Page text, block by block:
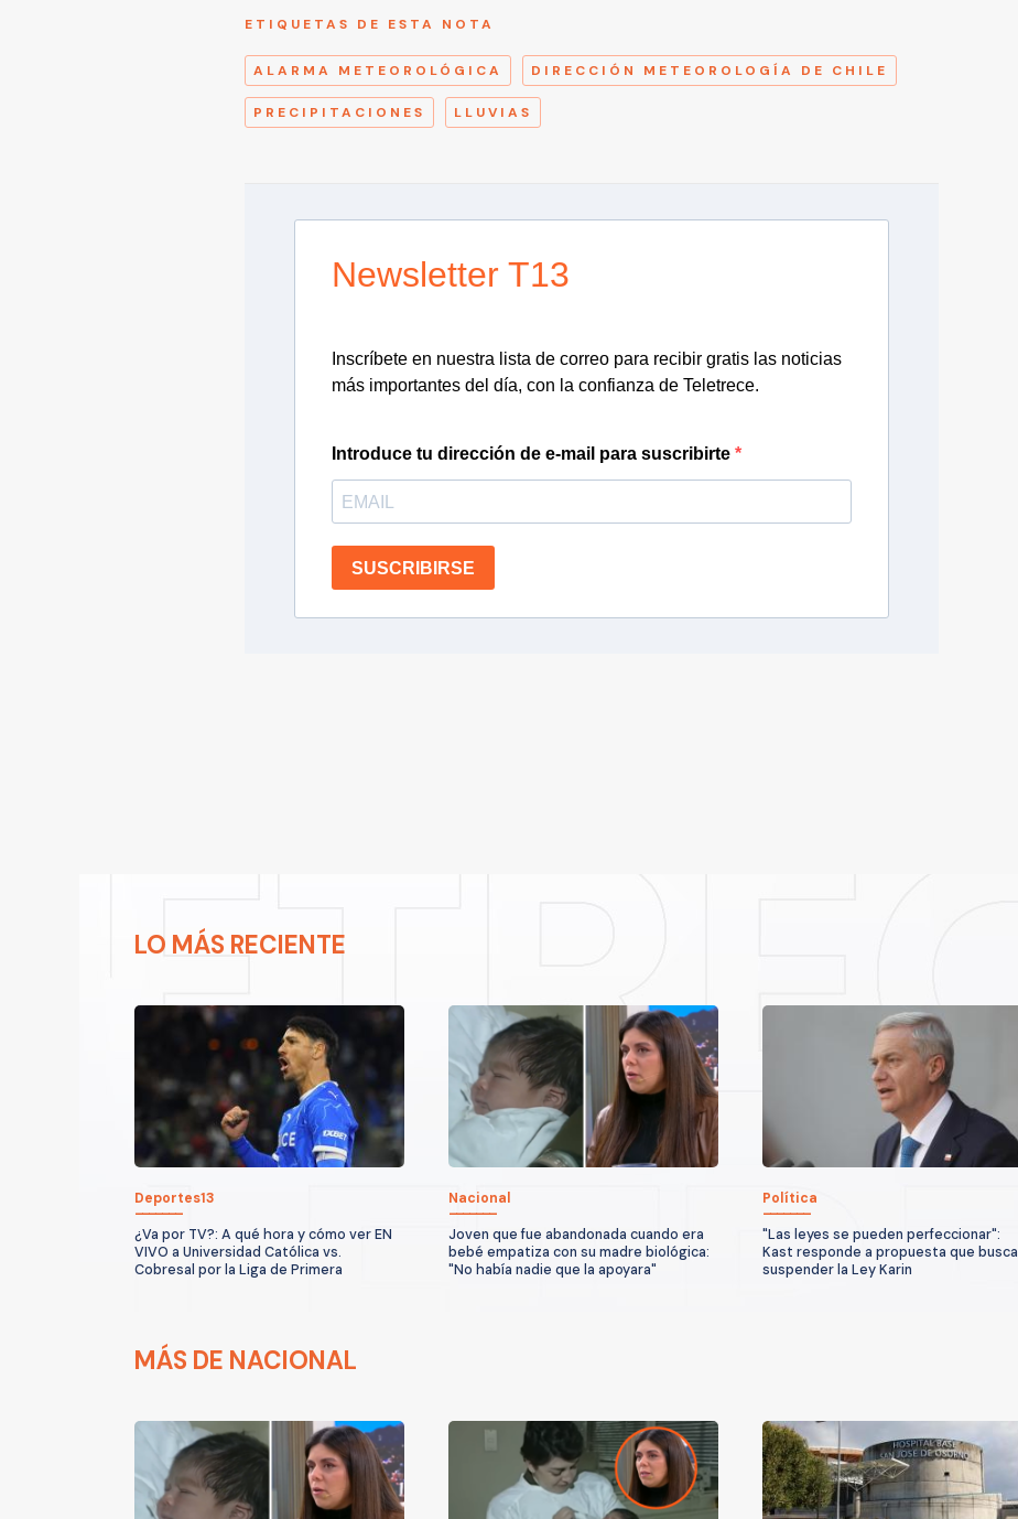
ETIQUETAS DE ESTA NOTA
ALARMA METEOROLÓGICA DIRECCIÓN METEOROLOGÍA DE CHILE
PRECIPITACIONES LLUVIAS
Newsletter T13
Inscríbete en nuestra lista de correo para recibir gratis las noticias
más importantes del día, con la confianza de Teletrece.
Introduce tu dirección de e-mail para suscribirte
SUSCRIBIRSE
LO MÁS RECIENTE
Deportes13
¿Va por TV?: A qué hora y cómo ver EN
VIVO a Universidad Católica vs.
Cobresal por la Liga de Primera
Nacional
Joven que fue abandonada cuando era
bebé empatiza con su madre biológica:
"No había nadie que la apoyara"
Política
"Las leyes se pueden perfeccionar":
Kast responde a propuesta que busca
suspender la Ley Karin
MÁS DE NACIONAL